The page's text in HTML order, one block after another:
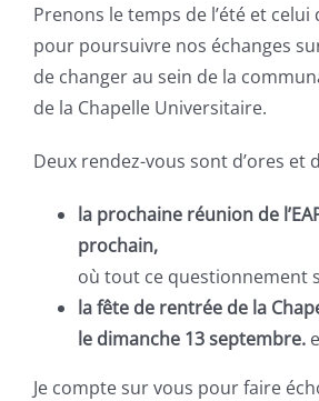
Prenons le temps de l’été et celui
pour poursuivre nos échanges
de changer au sein de la
de la Chapelle Universitaire.
Deux rendez-vous sont d’ores et
la prochaine réunion de
prochain,
où tout ce questionnement
la fête de rentrée de la
le dimanche 13 septembre.
Je compte sur vous pour faire